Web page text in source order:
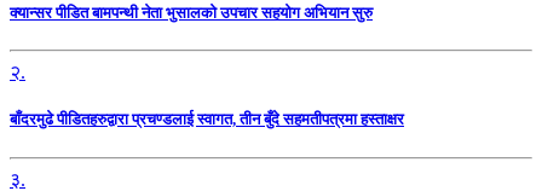
क्यान्सर पीडित बामपन्थी नेता भुसालकाे उपचार सहयोग अभियान सुरु
२.
बाँदरमुढे पीडितहरुद्वारा प्रचण्डलाई स्वागत, तीन बुँदे सहमतीपत्रमा हस्ताक्षर
३.